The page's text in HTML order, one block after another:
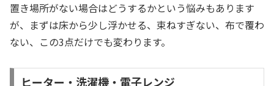
置き場所がない場合はどうするかという悩みもあります
が、まずは床から少し浮かせる、束ねすぎない、布で覆わ
ない、この3点だけでも変わります。
ヒーター・洗濯機・電子レンジ